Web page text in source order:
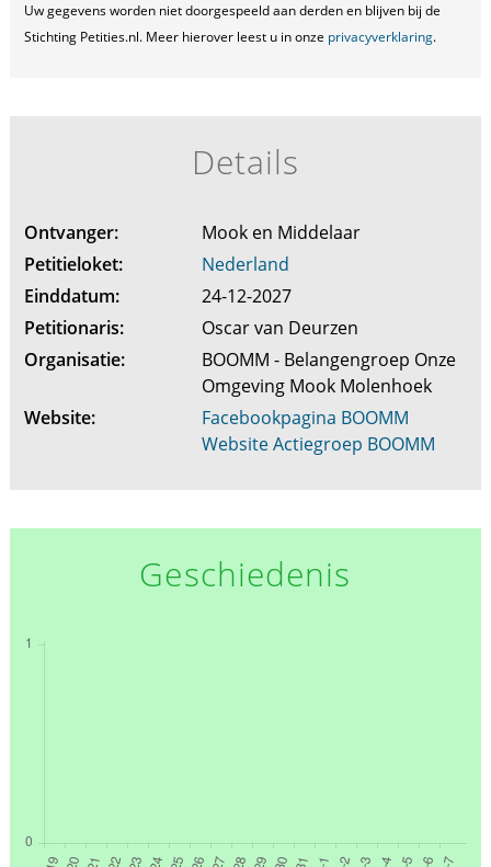
Uw gegevens worden niet doorgespeeld aan derden en blijven bij de
Stichting Petities.nl. Meer hierover leest u in onze privacyverklaring.
Details
Ontvanger:
Mook en Middelaar
Petitieloket:
Nederland
Einddatum:
24-12-2027
Petitionaris:
Oscar van Deurzen
Organisatie:
BOOMM - Belangengroep Onze
Omgeving Mook Molenhoek
Website:
Facebookpagina BOOMM
Website Actiegroep BOOMM
Geschiedenis